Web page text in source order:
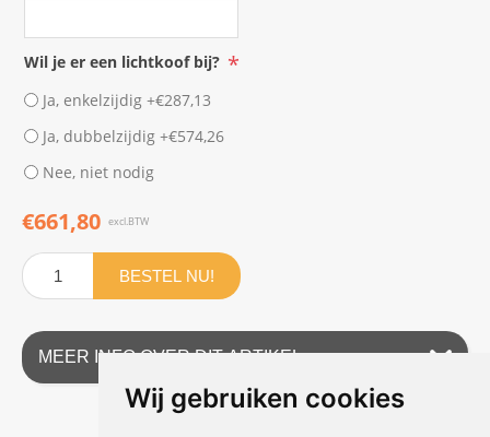
Wij gebruiken cookies
Wil je er een lichtkoof bij? *
Ja, enkelzijdig +€287,13
Ja, dubbelzijdig +€574,26
Nee, niet nodig
€661,80 excl.BTW
BESTEL NU!
MEER INFO OVER DIT ARTIKEL